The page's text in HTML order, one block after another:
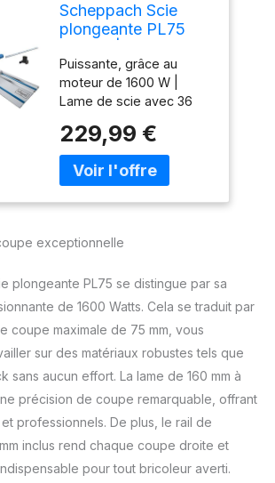
Scheppach Scie
plongeante PL75
guidage de 1400mm
Puissante, grâce au
moteur de 1600 W |
Lame de scie avec 36
pour une plongée
parallèle et un guidage
régulier de la scie Coupe
efficace des copeaux
fermée de la lame de
scie Convient pour
différents matériaux
les plans de travail, les
panneaux MDF revêtus
sur les deux faces, les
stratifiés, le plastique,
etc. Contenu de la
livraison : 1 x scie
plongeante PL75, 1x rail
229,99 €
exceptionnelle
plongeante PL75 se distingue par sa
de 1600 Watts. Cela se traduit par
coupe maximale de 75 mm, vous
sur des matériaux robustes tels que
sans aucun effort. La lame de 160 mm à
précision de coupe remarquable, offrant
professionnels. De plus, le rail de
inclus rend chaque coupe droite et
pour tout bricoleur averti.